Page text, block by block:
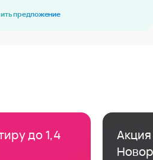
предложение
до 1,4